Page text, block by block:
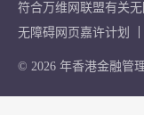
符合万维网联盟有关
无障碍网页嘉许计划
© 2026 年香港金融管